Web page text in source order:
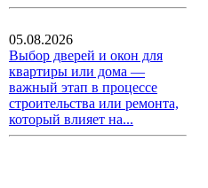
05.08.2026
Выбор дверей и окон для
квартиры или дома —
важный этап в процессе
строительства или ремонта,
который влияет на...